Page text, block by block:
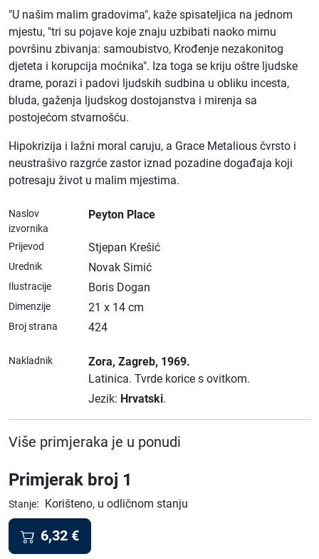
"U našim malim gradovima", kaže spisateljica na jednom
mjestu, "tri su pojave koje znaju uzbibati naoko mirnu
površinu zbivanja: samoubistvo, Krođenje nezakonitog
djeteta i korupcija moćnika". Iza toga se kriju oštre ljudske
drame, porazi i padovi ljudskih sudbina u obliku incesta,
bluda, gaženja ljudskog dostojanstva i mirenja sa
postojećom stvarnošću.
Hipokrizija i lažni moral caruju, a Grace Metalious čvrsto i
neustrašivo razgrće zastor iznad pozadine događaja koji
potresaju život u malim mjestima.
Naslov
izvornika
Peyton Place
Prijevod Stjepan Krešić
Urednik Novak Simić
Ilustracije Boris Dogan
Dimenzije 21 x 14 cm
Broj strana 424
Nakladnik Zora, Zagreb, 1969.
Latinica. Tvrde korice s ovitkom.
Jezik: Hrvatski.
Više primjeraka je u ponudi
Primjerak broj 1
Stanje: Korišteno, u odličnom stanju
6,32 €